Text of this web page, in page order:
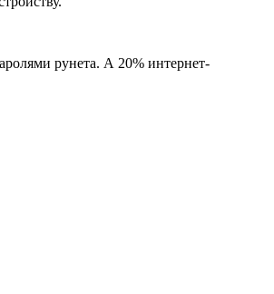
рунета. А 20% интернет-